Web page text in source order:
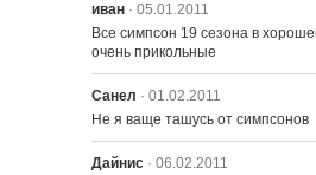
1915 – Дым над
1916 – Папа,
иван · 05.01.2011
Все симпсон 19 сезона в
очень прикольные
Санел · 01.02.2011
Не я ваще ташусь от симпсонов
Дайнис · 06.02.2011